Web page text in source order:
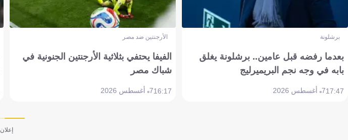
برشلونة
بعدما رفضه قبل عامين.. برشلونة يغلق
بابه في وجه نجم البريميرليج
17:477 أغسطس 2026
الأرجنتين ضد مصر
الفيفا يحتفي بثلاثية الأرجنتين الجنونية في
شباك مصر
16:177 أغسطس 2026
إعلان